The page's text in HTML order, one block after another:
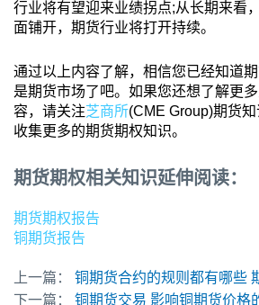
行业将有望迎来业绩拐点;从长期来看
面铺开，期货行业将打开持续。
通过以上内容了解，相信您已经知道
是期货市场了吧。如果您还想了解更
容，请关注芝商所(CME Group)期货
收集更多的期货期权知识。
期货期权相关知识延伸阅读：
期货期权报告
铜期货报告
上一篇：
铜期货合约的规则都有哪些 期
下一篇：
铜期货交易 影响铜期货价格